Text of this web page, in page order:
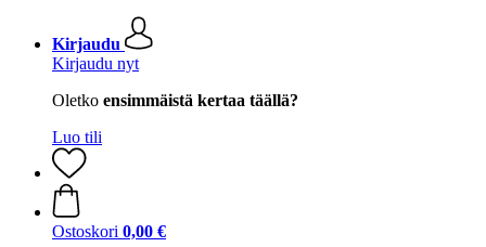
Kirjaudu
Kirjaudu nyt
Oletko ensimmäistä kertaa täällä?
Luo tili
Ostoskori 0,00 €